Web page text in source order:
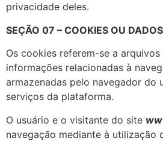
privacidade deles.
SEÇÃO 07 – COOKIES OU
Os cookies referem-se a
informações relacionadas à
armazenadas pelo navegador
serviços da plataforma.
O usuário e o visitante do site
navegação mediante à utilização